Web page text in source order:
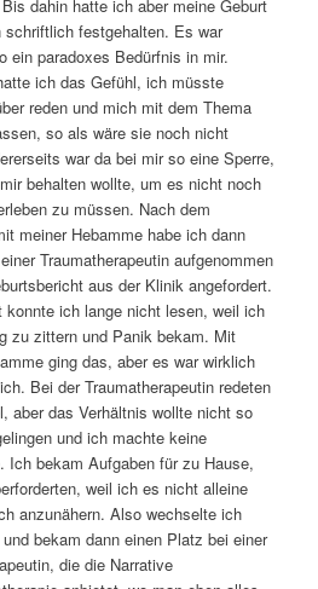
dahin hatte ich aber meine Geburt
schriftlich festgehalten. Es war
ein paradoxes Bedürfnis in mir.
ich das Gefühl, ich müsste
reden und mich mit dem Thema
so als wäre sie noch nicht
war da bei mir so eine Sperre,
behalten wollte, um es nicht noch
zu müssen. Nach dem
meiner Hebamme habe ich dann
Traumatherapeutin aufgenommen
aus der Klinik angefordert.
konnte ich lange nicht lesen, weil ich
zu zittern und Panik bekam. Mit
ging das, aber es war wirklich
Bei der Traumatherapeutin redeten
aber das Verhältnis wollte nicht so
und ich machte keine
Ich bekam Aufgaben für zu Hause,
weil ich es nicht alleine
anzunähern. Also wechselte ich
bekam dann einen Platz bei einer
die die Narrative